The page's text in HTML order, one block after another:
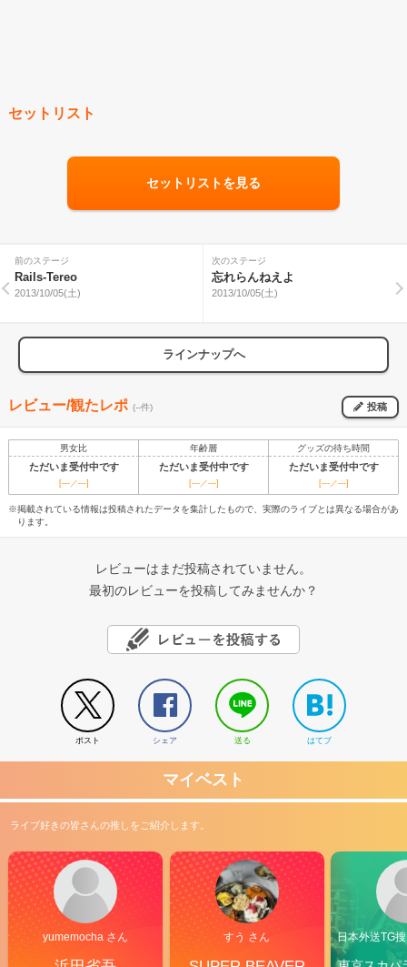
セットリスト
セットリストを見る
前のステージ
Rails-Tereo
2013/10/05(土)
次のステージ
忘れらんねえよ
2013/10/05(土)
ラインナップへ
レビュー/観たレポ (--件) 投稿
男女比 年齢層 グッズの待ち時間
ただいま受付中です ただいま受付中です ただいま受付中です
[---／---] [---／---] [---／---]
※掲載されている情報は投稿されたデータを集計したもので、実際のライブとは異なる場合があ
ります。
レビューはまだ投稿されていません。
最初のレビューを投稿してみませんか？
ポスト シェア 送る はてブ
マイベスト
ライブ好きの皆さんの推しをご紹介します。
yumemocha さん すう さん 日本外送TG